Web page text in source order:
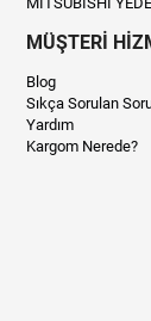
MÜŞTERİ
Blog
Sıkça Sorulan
Yardım
Kargom Nerede?